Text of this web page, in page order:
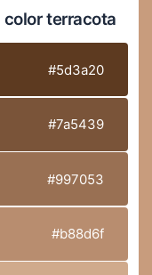
terracota
#5d3a20
#7a5439
#997053
#b88d6f